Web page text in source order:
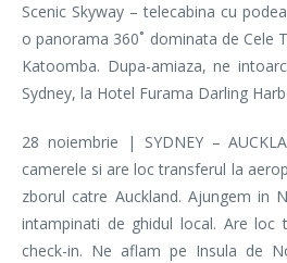
Scenic Skyway – telecabina cu
o panorama 360˚ dominata de Cele
Katoomba. Dupa-amiaza, ne
Sydney, la Hotel Furama Darling
28 noiembrie | SYDNEY –
camerele si are loc transferul la
zborul catre Auckland. Ajungem in
intampinati de ghidul local. Are loc
check-in. Ne aflam pe Insula de